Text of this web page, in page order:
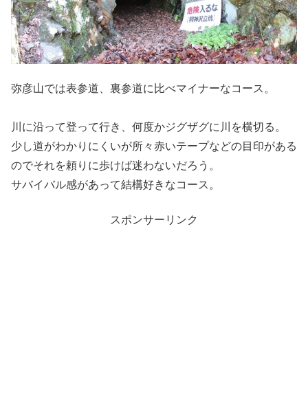
弥彦山では表参道、裏参道に比べマイナーなコース。
川に沿って登って行き、何度かジグザグに川を横切る。
少し道がわかりにくいが所々赤いテープなどの目印がある
のでそれを頼りに歩けば迷わないだろう。
サバイバル感があって結構好きなコース。
スポンサーリンク